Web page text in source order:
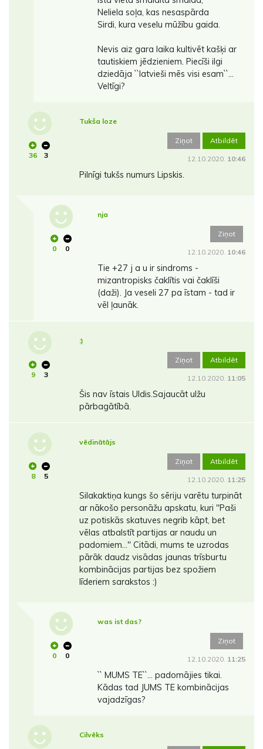
Neliela soļa, kas nesaspārda
Sirdi, kura veselu mūžību gaida.
Nevis aiz gara laika kultivēt kašķi ar
tautiskiem jēdzieniem. Piecīši ilgi
dziedāja ``latvieši mēs visi esam``...
Veltīgi?
36 3
Tukša loze
Ziņot Atbildēt
12.10.2020. 10:46
Pilnīgi tukšs numurs Lipskis.
0 0
nja
Ziņot
12.10.2020. 10:46
Tie +27 j a u ir sindroms -
mizantropisks čaklītis vai čaklīši
(daži). Ja veseli 27 pa īstam - tad ir
vēl ļaunāk.
9 3
:)
Ziņot Atbildēt
12.10.2020. 11:05
Šis nav īstais Uldis.Sajaucāt ulžu
pārbagātībā.
8 5
vēdinātājs
Ziņot Atbildēt
12.10.2020. 11:25
Silakaktiņa kungs šo sēriju varētu turpināt
ar nākošo personāžu apskatu, kuri ''Paši
uz potiskās skatuves negrib kāpt, bet
vēlas atbalstīt partijas ar naudu un
padomiem...'' Citādi, mums te uzrodas
pārāk daudz visādas jaunas trīsburtu
kombinācijas partijas bez spožiem
līderiem sarakstos :)
0 0
was ist das?
Ziņot
12.10.2020. 11:25
`` MUMS TE``... padomājies tikai.
Kādas tad JUMS TE kombinācijas
vajadzīgas?
Cilvēks